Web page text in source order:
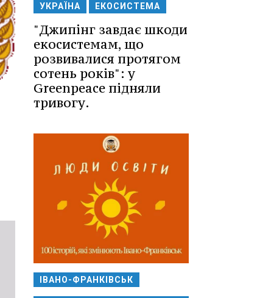
УКРАЇНА ЕКОСИСТЕМА
"Джипінг завдає шкоди
екосистемам, що
розвивалися протягом
сотень років": у
Greenpeace підняли
тривогу.
ІВАНО-ФРАНКІВСЬК